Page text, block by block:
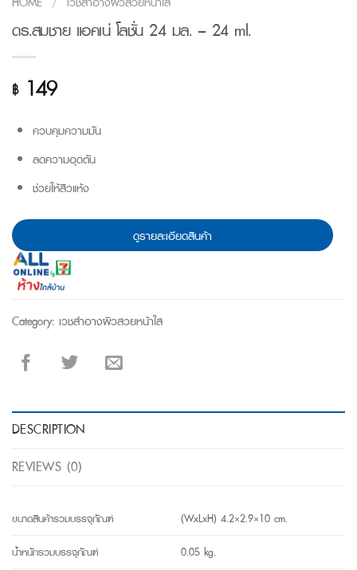
ดร.สมชาย แอคเน่ โลชั่น 24 มล. – 24 ml.
฿149
ควบคุมความมัน
ลดความอุดตัน
ช่วยให้สิวแห้ง
ดูรายละเอียดสินค้า
Category: เวชสำอางผิวสวยหน้าใส
DESCRIPTION
REVIEWS (0)
ขนาดสินค้ารวมบรรจุภัณฑ์
(WxLxH) 4.2×2.9×10 cm.
น้ำหนักรวมบรรจุภัณฑ์
0.05 kg.